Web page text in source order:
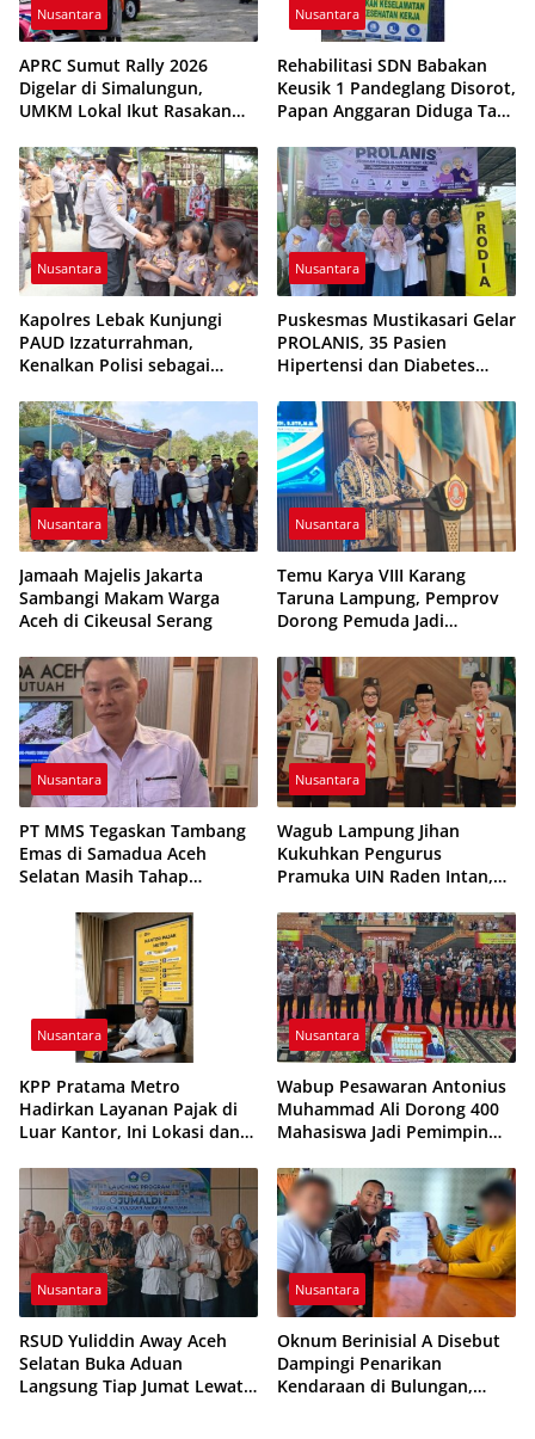
Nusantara
APRC Sumut Rally 2026
Digelar di Simalungun,
UMKM Lokal Ikut Rasakan
Nusantara
Rehabilitasi SDN Babakan
Keusik 1 Pandeglang Disorot,
Papan Anggaran Diduga Tak
Nusantara
Kapolres Lebak Kunjungi
PAUD Izzaturrahman,
Kenalkan Polisi sebagai
Nusantara
Puskesmas Mustikasari Gelar
PROLANIS, 35 Pasien
Hipertensi dan Diabetes
Nusantara
Jamaah Majelis Jakarta
Sambangi Makam Warga
Aceh di Cikeusal Serang
Nusantara
Temu Karya VIII Karang
Taruna Lampung, Pemprov
Dorong Pemuda Jadi
Nusantara
PT MMS Tegaskan Tambang
Emas di Samadua Aceh
Selatan Masih Tahap
Nusantara
Wagub Lampung Jihan
Kukuhkan Pengurus
Pramuka UIN Raden Intan,
Karakter Generasi Muda
Nusantara
KPP Pratama Metro
Hadirkan Layanan Pajak di
Luar Kantor, Ini Lokasi dan
Nusantara
Wabup Pesawaran Antonius
Muhammad Ali Dorong 400
Mahasiswa Jadi Pemimpin
Nusantara
RSUD Yuliddin Away Aceh
Selatan Buka Aduan
Langsung Tiap Jumat Lewat
Nusantara
Oknum Berinisial A Disebut
Dampingi Penarikan
Kendaraan di Bulungan,